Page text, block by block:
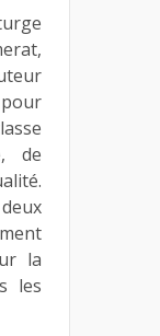
pour
de
la
les